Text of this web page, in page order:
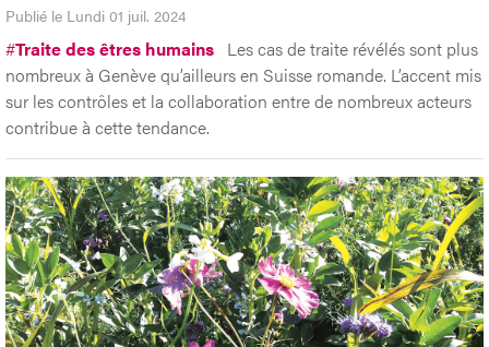
Publié le Lundi 01 juil. 2024
#Traite des êtres humains Les cas de traite révélés sont plus
nombreux à Genève qu’ailleurs en Suisse romande. L’accent mis
sur les contrôles et la collaboration entre de nombreux acteurs
contribue à cette tendance.